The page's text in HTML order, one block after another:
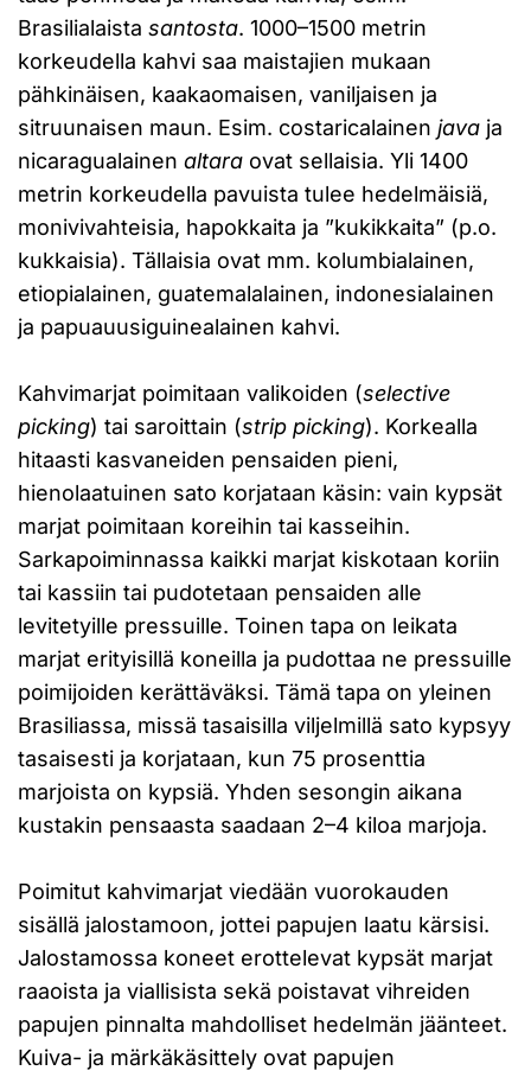
Brasilialaista santosta. 1000–1500 metrin
korkeudella kahvi saa maistajien mukaan
pähkinäisen, kaakaomaisen, vaniljaisen ja
sitruunaisen maun. Esim. costaricalainen java ja
nicaragualainen altara ovat sellaisia. Yli 1400
metrin korkeudella pavuista tulee hedelmäisiä,
monivivahteisia, hapokkaita ja ”kukikkaita” (p.o.
kukkaisia). Tällaisia ovat mm. kolumbialainen,
etiopialainen, guatemalalainen, indonesialainen
ja papuauusiguinealainen kahvi.
Kahvimarjat poimitaan valikoiden (selective
picking) tai saroittain (strip picking). Korkealla
hitaasti kasvaneiden pensaiden pieni,
hienolaatuinen sato korjataan käsin: vain kypsät
marjat poimitaan koreihin tai kasseihin.
Sarkapoiminnassa kaikki marjat kiskotaan koriin
tai kassiin tai pudotetaan pensaiden alle
levitetyille pressuille. Toinen tapa on leikata
marjat erityisillä koneilla ja pudottaa ne pressuille
poimijoiden kerättäväksi. Tämä tapa on yleinen
Brasiliassa, missä tasaisilla viljelmillä sato kypsyy
tasaisesti ja korjataan, kun 75 prosenttia
marjoista on kypsiä. Yhden sesongin aikana
kustakin pensaasta saadaan 2–4 kiloa marjoja.
Poimitut kahvimarjat viedään vuorokauden
sisällä jalostamoon, jottei papujen laatu kärsisi.
Jalostamossa koneet erottelevat kypsät marjat
raaoista ja viallisista sekä poistavat vihreiden
papujen pinnalta mahdolliset hedelmän jäänteet.
Kuiva- ja märkäkäsittely ovat papujen